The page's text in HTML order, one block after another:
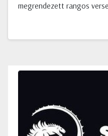
megrendezett rangos